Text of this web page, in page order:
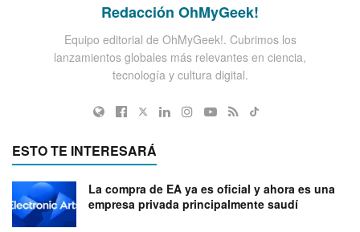
Redacción OhMyGeek!
Equipo editorial de OhMyGeek!. Cubrimos los
lanzamientos globales más relevantes en ciencia,
tecnología y cultura digital.
ESTO TE INTERESARÁ
La compra de EA ya es oficial y ahora es una
empresa privada principalmente saudí